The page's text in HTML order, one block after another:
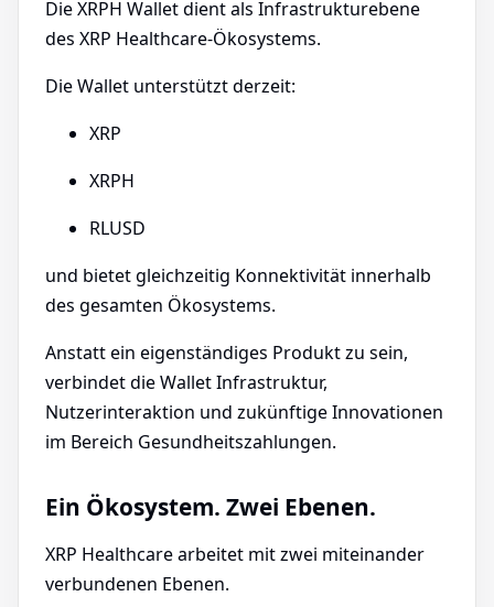
Die XRPH Wallet dient als Infrastrukturebene
des XRP Healthcare-Ökosystems.
Die Wallet unterstützt derzeit:
XRP
XRPH
RLUSD
und bietet gleichzeitig Konnektivität innerhalb
des gesamten Ökosystems.
Anstatt ein eigenständiges Produkt zu sein,
verbindet die Wallet Infrastruktur,
Nutzerinteraktion und zukünftige Innovationen
im Bereich Gesundheitszahlungen.
Ein Ökosystem. Zwei Ebenen.
XRP Healthcare arbeitet mit zwei miteinander
verbundenen Ebenen.